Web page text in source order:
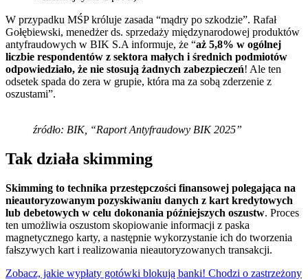
W przypadku MŚP króluje zasada “mądry po szkodzie”. Rafał
Gołębiewski, menedżer ds. sprzedaży międzynarodowej produktów
antyfraudowych w BIK S.A informuje, że “aż 5,8% w ogólnej
liczbie respondentów z sektora małych i średnich podmiotów
odpowiedziało, że nie stosują żadnych zabezpieczeń! Ale ten
odsetek spada do zera w grupie, która ma za sobą zderzenie z
oszustami”.
źródło: BIK, “Raport Antyfraudowy BIK 2025”
Tak działa skimming
Skimming to technika przestępczości finansowej polegająca na
nieautoryzowanym pozyskiwaniu danych z kart kredytowych
lub debetowych w celu dokonania późniejszych oszustw. Proces
ten umożliwia oszustom skopiowanie informacji z paska
magnetycznego karty, a następnie wykorzystanie ich do tworzenia
fałszywych kart i realizowania nieautoryzowanych transakcji.
Zobacz, jakie wypłaty gotówki blokują banki! Chodzi o zastrzeżony